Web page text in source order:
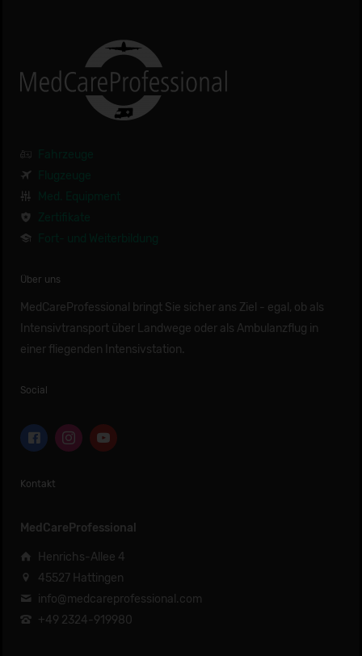
Über uns
MedCareProfessional bringt Sie sicher ans Ziel - egal, ob als
Intensivtransport über Landwege oder als Ambulanzflug in
einer fliegenden Intensivstation.
Social
Kontakt
MedCareProfessional
Henrichs-Allee 4
45527 Hattingen
info@medcareprofessional.com
+49 2324-919980